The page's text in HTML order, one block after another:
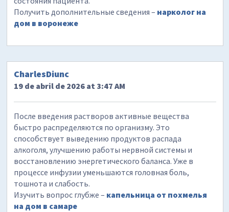
Получить дополнительные сведения – нарколог на
дом в воронеже
CharlesDiunc
19 de abril de 2026 at 3:47 AM
После введения растворов активные вещества
быстро распределяются по организму. Это
способствует выведению продуктов распада
алкоголя, улучшению работы нервной системы и
восстановлению энергетического баланса. Уже в
процессе инфузии уменьшаются головная боль,
тошнота и слабость.
Изучить вопрос глубже – капельница от похмелья
на дом в самаре